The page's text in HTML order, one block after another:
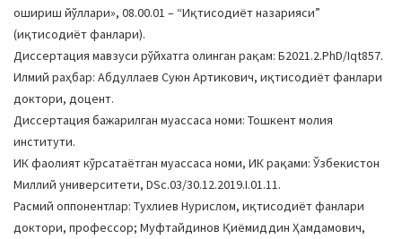
o
n
ошириш йўллари», 08.00.01 – “Иқтисодиёт назарияси”
(иқтисодиёт фанлари).
Диссертация мавзуси рўйхатга олинган рақам: Б2021.2.PhD/Iqt857.
Илмий раҳбар: Aбдуллаев Суюн Aртикович, иқтисодиёт фанлари
доктори, доцент.
Диссертация бажарилган муассаса номи: Тошкент молия
институти.
ИК фаолият кўрсатаётган муассаса номи, ИК рақами: Ўзбекистон
Миллий университети, DSc.03/30.12.2019.I.01.11.
Расмий оппонентлар: Тухлиев Нурислом, иқтисодиёт фанлари
доктори, профессор; Муфтайдинов Қиёмиддин Ҳамдамович,